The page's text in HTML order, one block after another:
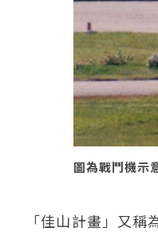
圖為戰鬥機示
「佳山計畫」又